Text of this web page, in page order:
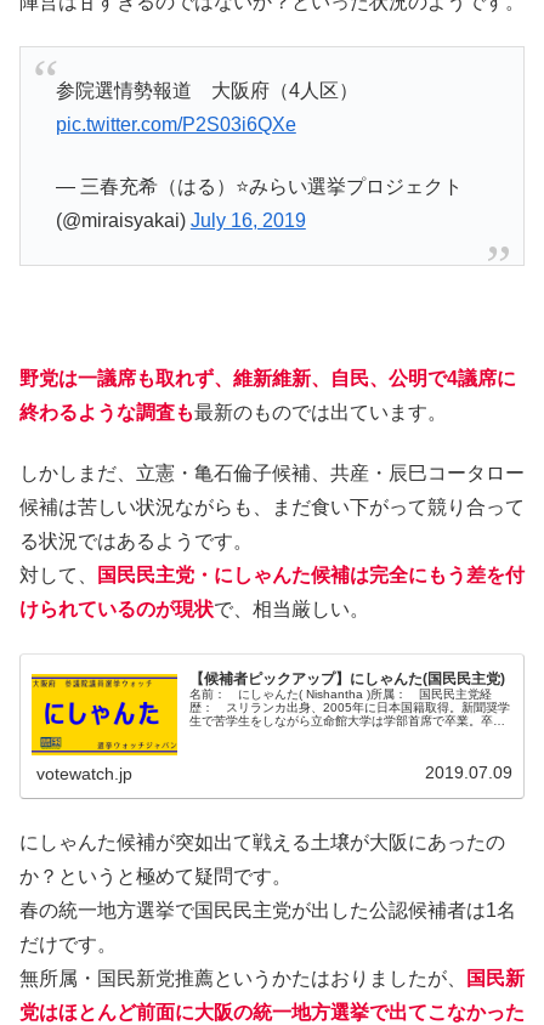
参院選情勢報道 大阪府（4人区）
pic.twitter.com/P2S03i6QXe
— 三春充希（はる）⭐みらい選挙プロジェクト
(@miraisyakai) July 16, 2019
野党は一議席も取れず、維新維新、自民、公明で4議席に
終わるような調査も最新のものでは出ています。
しかしまだ、立憲・亀石倫子候補、共産・辰巳コータロー
候補は苦しい状況ながらも、まだ食い下がって競り合って
る状況ではあるようです。
対して、
国民民主党・にしゃんた候補は完全にもう差を付
けられているのが現状で、相当厳しい。
【候補者ピックアップ】にしゃんた(国民民主党)
名前： にしゃんた( Nishantha )所属： 国民民主党経
歴： スリランカ出身、2005年に日本国籍取得。新聞奨学
生で苦学生をしながら立命館大学は学部首席で卒業。卒業
votewatch.jp 2019.07.09
にしゃんた候補が突如出て戦える土壌が大阪にあったの
か？というと極めて疑問です。
春の統一地方選挙で国民民主党が出した公認候補者は1名
だけです。
無所属・国民新党推薦というかたはおりましたが、
国民新
党はほとんど前面に大阪の統一地方選挙で出てこなかった